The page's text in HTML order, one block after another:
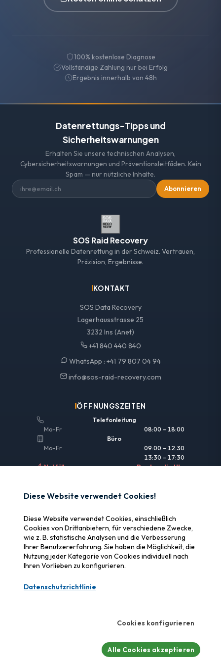
100% kostenlose Diagnose
Vollständige Zahlung nur bei Erfolg
Ergebnis innerhalb von 48h
Datenrettungs-Tipps und
Sicherheitswarnungen
Erhalten Sie unsere technischen Analysen,
Cybersicherheitswarnungen und Präventionsleitfäden. Kein
Spam — nur nützliche Inhalte.
Abonnieren
SOS Raid Recovery
Professionelle Datenrettung in der Schweiz. Vertrauen,
Präzision, Ergebnisse.
KONTAKT
SOS Data Recovery
Lagerhausstrasse 25
3232 Ins (Anet)
+41 840 440 840
WhatsApp : +41 79 807 04 94
info@sos-raid-recovery.com
ÖFFNUNGSZEITEN
Telefonleitung
Mo–Fr
08:00 – 18:00
Büro
Mo–Fr
09:00 – 12:30
13:30 – 17:30
Notfälle
Rund um die Uhr
NÜTZLICHE LINKS
Versicherung & Erstattung
Warum SOS Data Recovery
Cookies verwalten
ZERTIFIZIERUNGEN
Cybersicherheits-Label
Diese Website verwendet Cookies!
Diese Website verwendet Cookies, einschließlich
Cookies von Drittanbietern, für verschiedene Zwecke,
wie z. B. statistische Analysen und die Verbesserung
Ihrer Benutzererfahrung. Sie haben die Möglichkeit, die
Nutzung jeder Kategorie von Cookies individuell nach
Ihren Vorlieben zu konfigurieren.
Datenschutzrichtlinie
Cookies konfigurieren
Alle Cookies akzeptieren